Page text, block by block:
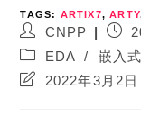
TAGS: ARTIX7, ARTY
Post
author:
CNPP
Post
Post
category:
EDA / 嵌入式
Post2022年3月2日